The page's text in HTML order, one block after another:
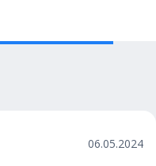
06.05.2024